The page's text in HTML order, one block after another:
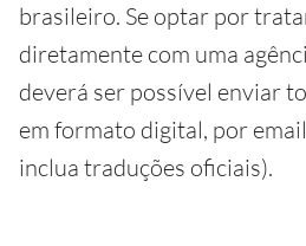
brasileiro. Se optar por
diretamente com uma
deverá ser possível enviar
em formato digital, por
inclua traduções oficiais).